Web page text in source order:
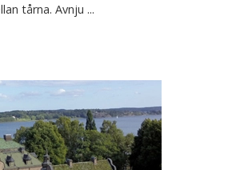
tårna. Avnju ...